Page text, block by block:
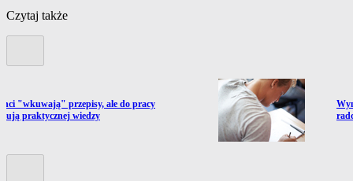
Czytaj także
do artykułu:
"wkuwają" przepisy, ale do pracy
praktycznej wiedzy